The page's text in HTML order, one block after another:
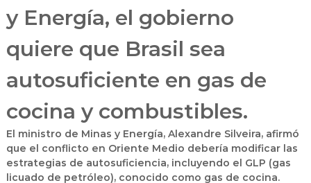
y Energía, el gobierno
quiere que Brasil sea
autosuficiente en gas de
cocina y combustibles.
El ministro de Minas y Energía, Alexandre Silveira, afirmó
que el conflicto en Oriente Medio debería modificar las
estrategias de autosuficiencia, incluyendo el GLP (gas
licuado de petróleo), conocido como gas de cocina.